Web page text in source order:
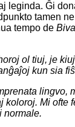
leginda. Ĝi
tamen
tempo de
ol tiuj, je
kun sia
lingvo,
koloroj. Mi ofte
normale.